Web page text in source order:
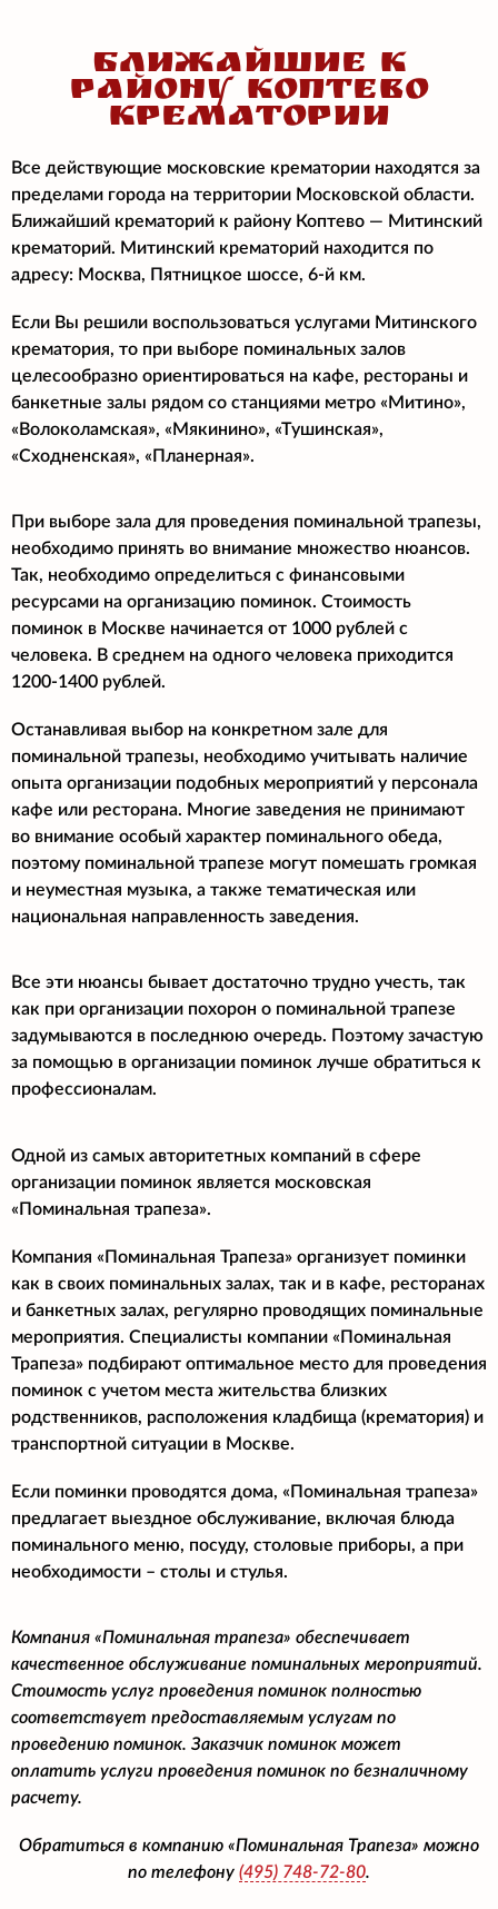
БЛИЖАЙШИЕ К
РАЙОНУ КОПТЕВО
КРЕМАТОРИИ
Все действующие московские крематории находятся за
пределами города на территории Московской области.
Ближайший крематорий к району Коптево — Митинский
крематорий. Митинский крематорий находится по
адресу: Москва, Пятницкое шоссе, 6-й км.
Если Вы решили воспользоваться услугами Митинского
крематория, то при выборе поминальных залов
целесообразно ориентироваться на кафе, рестораны и
банкетные залы рядом со станциями метро «Митино»,
«Волоколамская», «Мякинино», «Тушинская»,
«Сходненская», «Планерная».
При выборе зала для проведения поминальной трапезы,
необходимо принять во внимание множество нюансов.
Так, необходимо определиться с финансовыми
ресурсами на организацию поминок. Стоимость
поминок в Москве начинается от 1000 рублей с
человека. В среднем на одного человека приходится
1200-1400 рублей.
Останавливая выбор на конкретном зале для
поминальной трапезы, необходимо учитывать наличие
опыта организации подобных мероприятий у персонала
кафе или ресторана. Многие заведения не принимают
во внимание особый характер поминального обеда,
поэтому поминальной трапезе могут помешать громкая
и неуместная музыка, а также тематическая или
национальная направленность заведения.
Все эти нюансы бывает достаточно трудно учесть, так
как при организации похорон о поминальной трапезе
задумываются в последнюю очередь. Поэтому зачастую
за помощью в организации поминок лучше обратиться к
профессионалам.
Одной из самых авторитетных компаний в сфере
организации поминок является московская
«Поминальная трапеза».
Компания «Поминальная Трапеза» организует поминки
как в своих поминальных залах, так и в кафе, ресторанах
и банкетных залах, регулярно проводящих поминальные
мероприятия. Специалисты компании «Поминальная
Трапеза» подбирают оптимальное место для проведения
поминок с учетом места жительства близких
родственников, расположения кладбища (крематория) и
транспортной ситуации в Москве.
Если поминки проводятся дома, «Поминальная трапеза»
предлагает выездное обслуживание, включая блюда
поминального меню, посуду, столовые приборы, а при
необходимости – столы и стулья.
Компания «Поминальная трапеза» обеспечивает
качественное обслуживание поминальных мероприятий.
Стоимость услуг проведения поминок полностью
соответствует предоставляемым услугам по
проведению поминок. Заказчик поминок может
оплатить услуги проведения поминок по безналичному
расчету.
Обратиться в компанию «Поминальная Трапеза» можно
по телефону (495) 748-72-80.